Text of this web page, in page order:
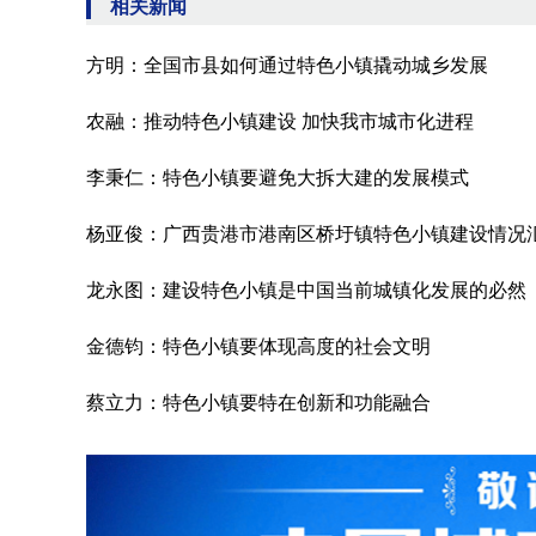
相关新闻
方明：全国市县如何通过特色小镇撬动城乡发展
农融：推动特色小镇建设 加快我市城市化进程
李秉仁：特色小镇要避免大拆大建的发展模式
杨亚俊：广西贵港市港南区桥圩镇特色小镇建设情况
龙永图：建设特色小镇是中国当前城镇化发展的必然
金德钧：特色小镇要体现高度的社会文明
蔡立力：特色小镇要特在创新和功能融合